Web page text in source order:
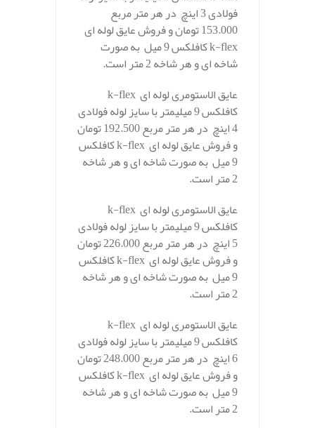
فولادی 3 اینچ در هر متر مربع
153.000 تومان و فروش عایق لوله ای
k-flex کافلکس 9 میل به صورت
شاخه ای و هر شاخه 2 متر است.
عایق الاستومری لوله ای k-flex
کافلکس 9 میلیمتر با سایز لوله فولادی
4 اینچ در هر متر مربع 192.500 تومان
و فروش عایق لوله ای k-flex کافلکس
9 میل به صورت شاخه ای و هر شاخه
2 متر است.
عایق الاستومری لوله ای k-flex
کافلکس 9 میلیمتر با سایز لوله فولادی
5 اینچ در هر متر مربع 226.000 تومان
و فروش عایق لوله ای k-flex کافلکس
9 میل به صورت شاخه ای و هر شاخه
2 متر است.
عایق الاستومری لوله ای k-flex
کافلکس 9 میلیمتر با سایز لوله فولادی
6 اینچ در هر متر مربع 248.000 تومان
و فروش عایق لوله ای k-flex کافلکس
9 میل به صورت شاخه ای و هر شاخه
2 متر است.